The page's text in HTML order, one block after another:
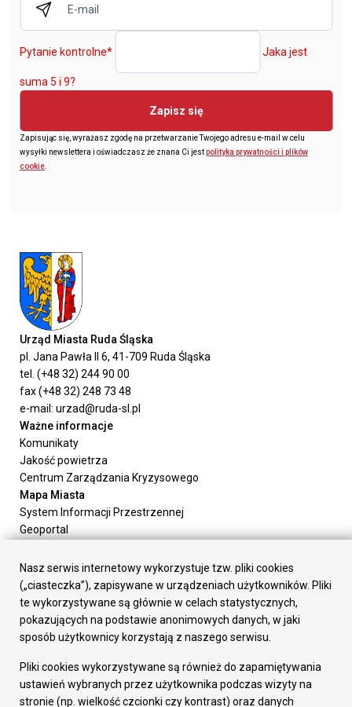
Pytanie kontrolne* Jaka jest
suma 5 i 9?
Zapisz się
Zapisując się, wyrażasz zgodę na przetwarzanie Twojego adresu e-mail w celu
wysyłki newslettera i oświadczasz że znana Ci jestpolityka prywatności i plików
cookie.
Urząd Miasta Ruda Śląska
pl. Jana Pawła II 6, 41-709 Ruda Śląska
tel. (+48 32) 244 90 00
fax (+48 32) 248 73 48
e-mail: urzad@ruda-sl.pl
Ważne informacje
Komunikaty
Jakość powietrza
Centrum Zarządzania Kryzysowego
Mapa Miasta
System Informacji Przestrzennej
Geoportal
Załatw sprawę
Prezydent Miasta
Rada Miasta
Wydziały
Elektroniczna Skrzynka Podawcza
Gospodarka
Fundusze europejskie
Środki krajowe
Nasz serwis internetowy wykorzystuje tzw. pliki cookies
(„ciasteczka”), zapisywane w urządzeniach użytkowników. Pliki
te wykorzystywane są głównie w celach statystycznych,
pokazujących na podstawie anonimowych danych, w jaki
sposób użytkownicy korzystają z naszego serwisu.
Pliki cookies wykorzystywane są również do zapamiętywania
ustawień wybranych przez użytkownika podczas wizyty na
stronie (np. wielkość czcionki czy kontrast) oraz danych